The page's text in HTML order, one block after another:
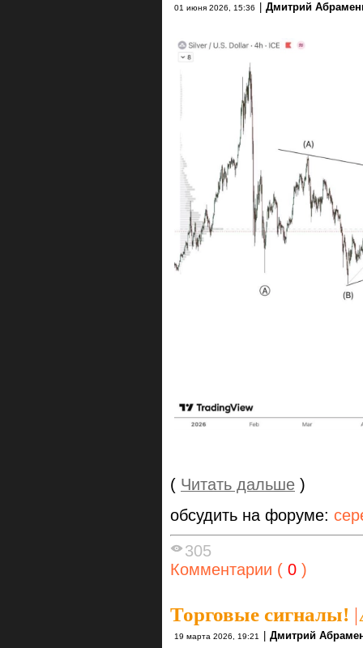
01 июня 2026, 15:36 Дмитрий
( Читать дальше )
обсудить на форуме:
305
Комментарии ( 0 )
Торговые сигналы! |
19 марта 2026, 19:21 Дмитрий